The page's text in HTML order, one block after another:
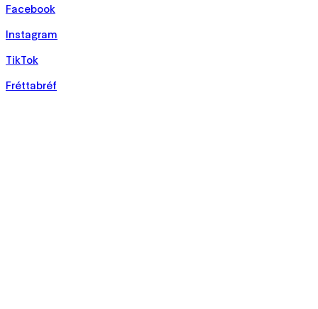
Facebook
Instagram
TikTok
Fréttabréf